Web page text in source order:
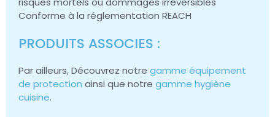
Conforme à la réglementation REACH
PRODUITS ASSOCIES :
Par ailleurs, Découvrez notre gamme équipement
de protection ainsi que notre gamme hygiène
cuisine.